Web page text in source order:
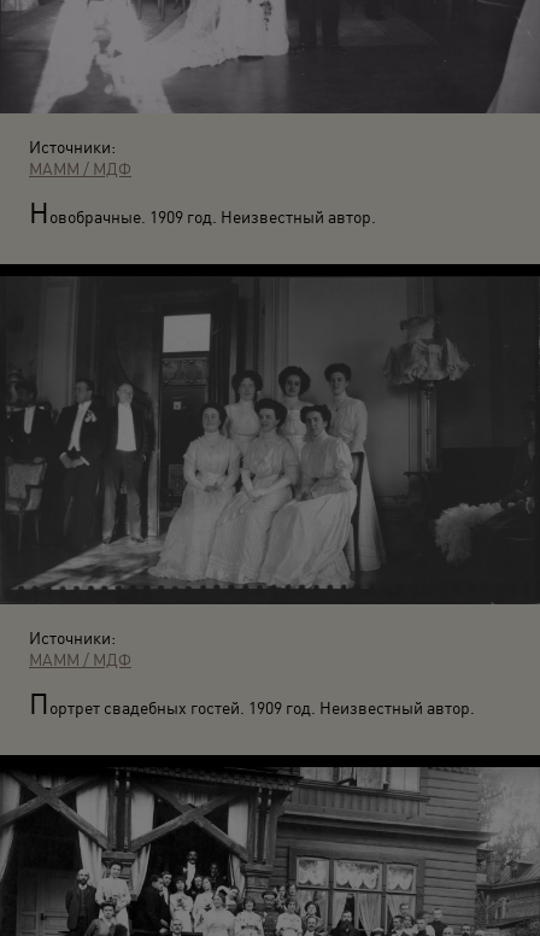
Источники:
МАММ / МДФ
Новобрачные. 1909 год. Неизвестный автор.
Источники:
МАММ / МДФ
Портрет свадебных гостей. 1909 год. Неизвестный автор.